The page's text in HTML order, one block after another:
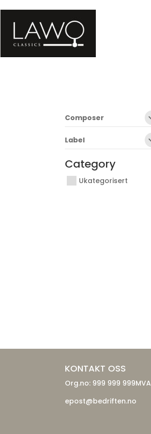
Composer
Label
Category
Ukategorisert
KONTAKT OSS
Org.no: 999 999 999MVA
epost@bedriften.no